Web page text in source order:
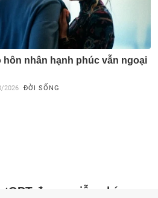
hôn nhân hạnh phúc vẫn ngoại
2026 ĐỜI SỐNG
được miễn phí